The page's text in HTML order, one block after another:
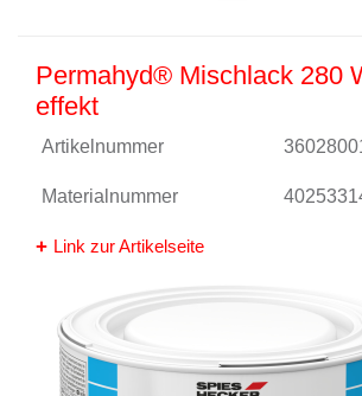
Permahyd® Mischlack 280
effekt
Artikelnummer
Materialnummer
Link zur Artikelseite